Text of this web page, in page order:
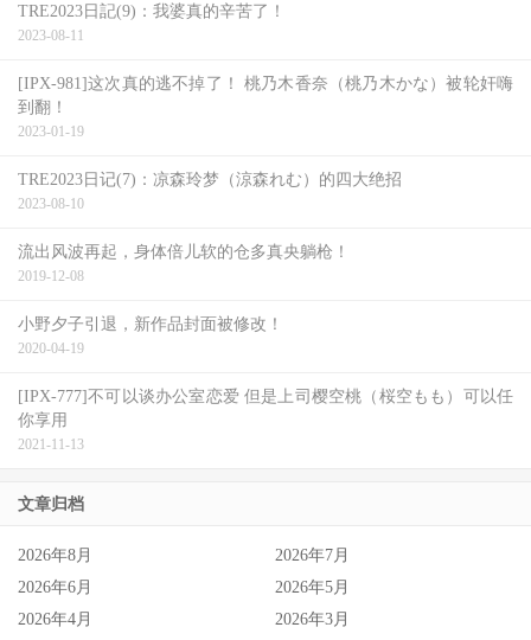
TRE2023日記(9)：我婆真的辛苦了！
2023-08-11
[IPX-981]这次真的逃不掉了！ 桃乃木香奈（桃乃木かな）被轮奸嗨
到翻！
2023-01-19
TRE2023日记(7)：凉森玲梦（涼森れむ）的四大绝招
2023-08-10
流出风波再起，身体倍儿软的仓多真央躺枪！
2019-12-08
小野夕子引退，新作品封面被修改！
2020-04-19
[IPX-777]不可以谈办公室恋爱 但是上司樱空桃（桜空もも）可以任
你享用
2021-11-13
文章归档
2026年8月
2026年7月
2026年6月
2026年5月
2026年4月
2026年3月